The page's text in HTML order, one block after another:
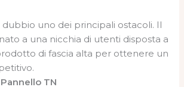
dubbio uno dei principali ostacoli. Il
a una nicchia di utenti disposta a
di fascia alta per ottenere un
TN